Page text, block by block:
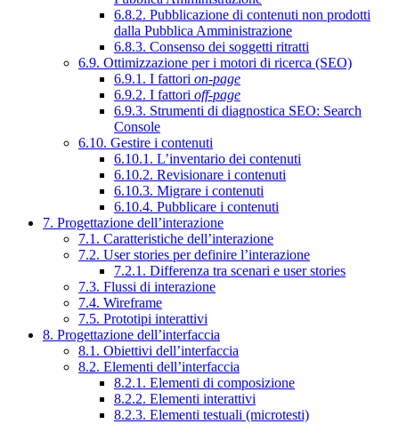
6.8.2. Pubblicazione di contenuti non prodotti
dalla Pubblica Amministrazione
6.8.3. Consenso dei soggetti ritratti
6.9. Ottimizzazione per i motori di ricerca (SEO)
6.9.1. I fattori on-page
6.9.2. I fattori off-page
6.9.3. Strumenti di diagnostica SEO: Search
Console
6.10. Gestire i contenuti
6.10.1. L’inventario dei contenuti
6.10.2. Revisionare i contenuti
6.10.3. Migrare i contenuti
6.10.4. Pubblicare i contenuti
7. Progettazione dell’interazione
7.1. Caratteristiche dell’interazione
7.2. User stories per definire l’interazione
7.2.1. Differenza tra scenari e user stories
7.3. Flussi di interazione
7.4. Wireframe
7.5. Prototipi interattivi
8. Progettazione dell’interfaccia
8.1. Obiettivi dell’interfaccia
8.2. Elementi dell’interfaccia
8.2.1. Elementi di composizione
8.2.2. Elementi interattivi
8.2.3. Elementi testuali (microtesti)